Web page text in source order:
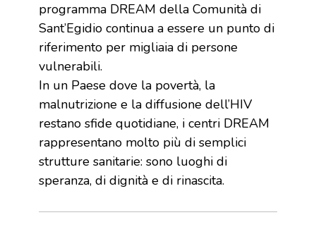
programma DREAM della Comunità di
Sant’Egidio continua a essere un punto di
riferimento per migliaia di persone
vulnerabili.
In un Paese dove la povertà, la
malnutrizione e la diffusione dell’HIV
restano sfide quotidiane, i centri DREAM
rappresentano molto più di semplici
strutture sanitarie: sono luoghi di
speranza, di dignità e di rinascita.